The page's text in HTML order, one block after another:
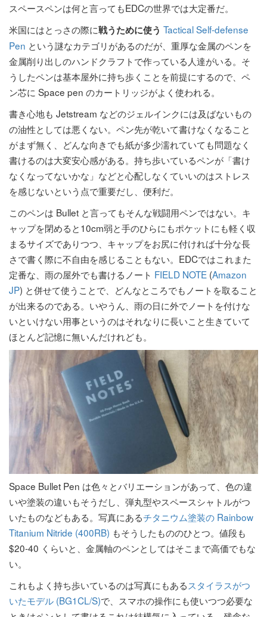
スペースペンは何と言ってもEDCの世界では大定番だ。
米国にはとっさの際に戦うために使う Tactical Self-defense
Pen という謎なカテゴリがあるのだが、重厚な金属のペンを
金属削り出しのハンドクラフトで作っている人達がいる。そ
うしたペンは基本屋外に持ち歩くことを前提にするので、ペ
ン芯に Space pen のカートリッジがよく使われる。
書き心地も Jetstream などのジェルインクには及ばないもの
の油性としては悪くない。ペン先が乾いて書けなくなること
がまず無く、どんな向きでも紙が多少濡れていても問題なく
書けるのは大変安心感がある。持ち歩いているペンが「書け
なくなってないかな」などと心配しなくていいのはストレス
を感じないという点で重要だし、便利だ。
このペンは Bullet と言ってもそんな戦闘用ペンではない。キ
ャップを閉めると10cm弱と手のひらにもポケットにも軽く収
まるサイズでありつつ、キャップをお尻に付ければ十分な長
さで書く際に不自由を感じることもない。EDCではこれまた
定番な、雨の屋外でも書けるノート FIELD NOTE (Amazon
JP) と併せて使うことで、どんなところでもノートを取ること
が出来るのである。いやうん、雨の日に外でノートを付けな
いといけない用事というのはそれなりに長いこと生きていて
ほとんど記憶に無いんだけれども。
Space Bullet Pen は色々とバリエーションがあって、色の違
いや塗装の違いもそうだし、弾丸型やスペースシャトルがつ
いたものなどもある。写真にあるチタニウム塗装の Rainbow
Titanium Nitride (400RB) もそうしたもののひとつ。値段も
$20-40 くらいと、金属軸のペンとしてはそこまで高価でもな
い。
これもよく持ち歩いているのは写真にもあるスタイラスがつ
いたモデル (BG1CL/S)で、スマホの操作にも使いつつ必要な